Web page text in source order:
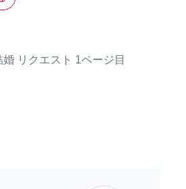
婚 リクエスト 1ページ目